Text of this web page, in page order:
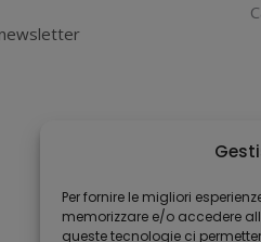
Per fornire le migliori
memorizzare e/o accedere
queste tecnologie ci